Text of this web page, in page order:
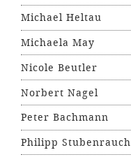
Michael Heltau
Michaela May
Nicole Beutler
Norbert Nagel
Peter Bachmann
Philipp Stubenrauch